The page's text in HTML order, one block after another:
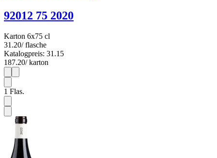
92012 75 2020
Karton 6x75 cl
31.20/ flasche
Katalogpreis: 31.15
187.20/ karton
1
1 Flas.